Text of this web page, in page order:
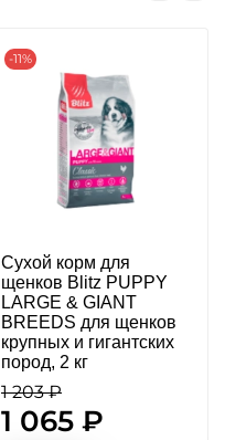
-11%
Сухой корм для
щенков Blitz PUPPY
LARGE & GIANT
BREEDS для щенков
крупных и гигантских
пород, 2 кг
1 203 ₽
1 065 ₽